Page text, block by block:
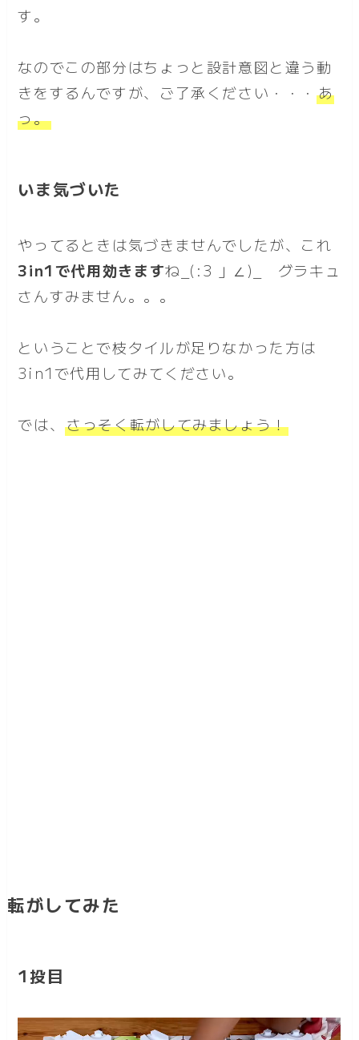
す。
なのでこの部分はちょっと設計意図と違う動
きをするんですが、ご了承ください・・・あ
っ。
いま気づいた
やってるときは気づきませんでしたが、これ
3in1で代用効きますね_(:3 」∠)_ グラキュ
さんすみません。。。
ということで枝タイルが足りなかった方は
3in1で代用してみてください。
では、さっそく転がしてみましょう！
転がしてみた
1投目